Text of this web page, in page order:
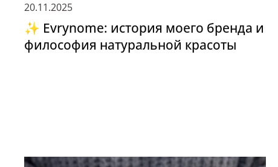
20.11.2025
✨ Evrynome: история моего бренда и
философия натуральной красоты